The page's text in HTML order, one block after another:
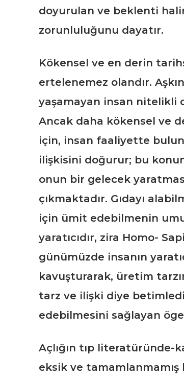
doyurulan ve beklenti
zorunluluğunu dayatır.
Kökensel ve en derin
ertelenemez olandır.
yaşamayan insan nitelikli
Ancak daha kökensel ve
için, insan faaliyette
ilişkisini doğurur; bu
onun bir gelecek
çıkmaktadır. Gıdayı
için ümit edebilmenin
yaratıcıdır, zira Homo-
günümüzde insanın
kavuşturarak, üretim
tarz ve ilişki diye
edebilmesini sağlayan
Açlığın tıp literatüründe-
eksik ve